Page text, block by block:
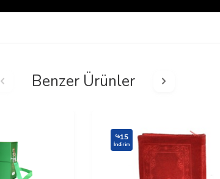
Benzer Ürünler
%15
İndirim